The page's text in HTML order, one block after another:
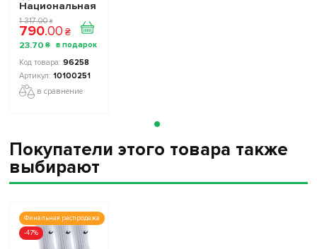
Национальная
Сборная
Украины TOP
FOOTBALL
STARS
Collection 2
10100251
1 317.00 ₴
790.00 ₴
23.70 ₴
96258
10100251
в сравнение
Покупатели этого товара также
выбирают
Финальная распродажа
-47%